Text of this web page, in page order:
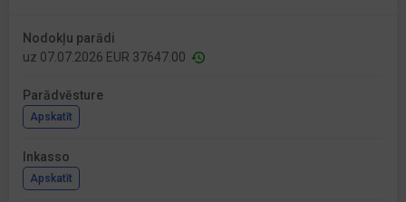
Nodokļu parādi
uz 07.07.2026 EUR 37647.00
Parādvēsture
Apskatīt
Inkasso
Apskatīt